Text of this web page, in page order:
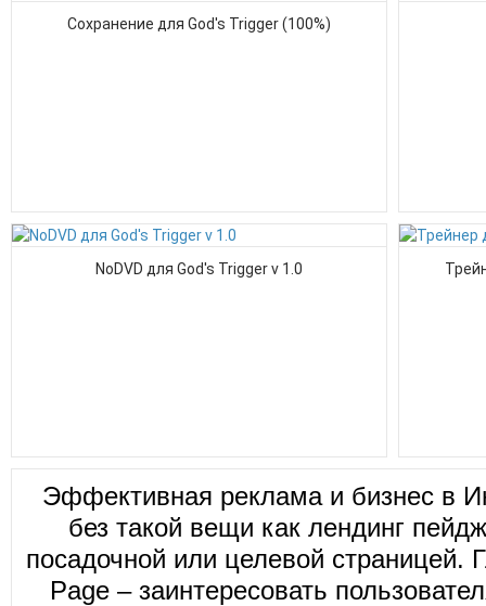
Сохранение для God's Trigger (100%)
NoDVD для God's Trigger v 1.0
Эффективная реклама и бизнес в
без такой вещи как лендинг
посадочной или целевой страницей.
Page – заинтересовать